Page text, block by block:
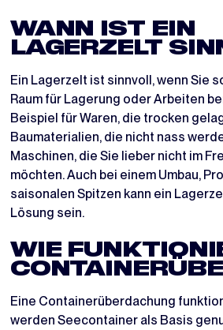
WANN IST EIN
LAGERZELT
Ein Lagerzelt ist sinnvoll, wenn Sie
Raum für Lagerung oder Arbeiten
Beispiel für Waren, die trocken
Baumaterialien, die nicht nass
Maschinen, die Sie lieber nicht im
möchten. Auch bei einem Umbau,
saisonalen Spitzen kann ein
Lösung sein.
WIE
Eine Containerüberdachung
werden Seecontainer als Basis